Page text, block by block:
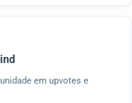
em upvotes e